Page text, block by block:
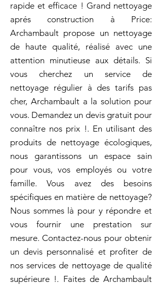
rapide et efficace ! Grand nettoyage
aprés construction à Price:
Archambault propose un nettoyage
de haute qualité, réalisé avec une
attention minutieuse aux détails. Si
vous cherchez un service de
nettoyage régulier à des tarifs pas
cher, Archambault a la solution pour
vous. Demandez un devis gratuit pour
connaître nos prix !. En utilisant des
produits de nettoyage écologiques,
nous garantissons un espace sain
pour vous, vos employés ou votre
famille. Vous avez des besoins
spécifiques en matière de nettoyage?
Nous sommes là pour y répondre et
vous fournir une prestation sur
mesure. Contactez-nous pour obtenir
un devis personnalisé et profiter de
nos services de nettoyage de qualité
supérieure !. Faites de Archambault